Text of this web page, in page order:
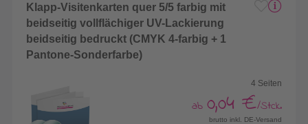
Klapp-Visitenkarten quer 5/5 farbig mit
beidseitig vollflächiger UV-Lackierung
beidseitig bedruckt (CMYK 4-farbig + 1
Pantone-Sonderfarbe)
4 Seiten
ab 0,04 €/Stck.
brutto inkl. DE-Versand